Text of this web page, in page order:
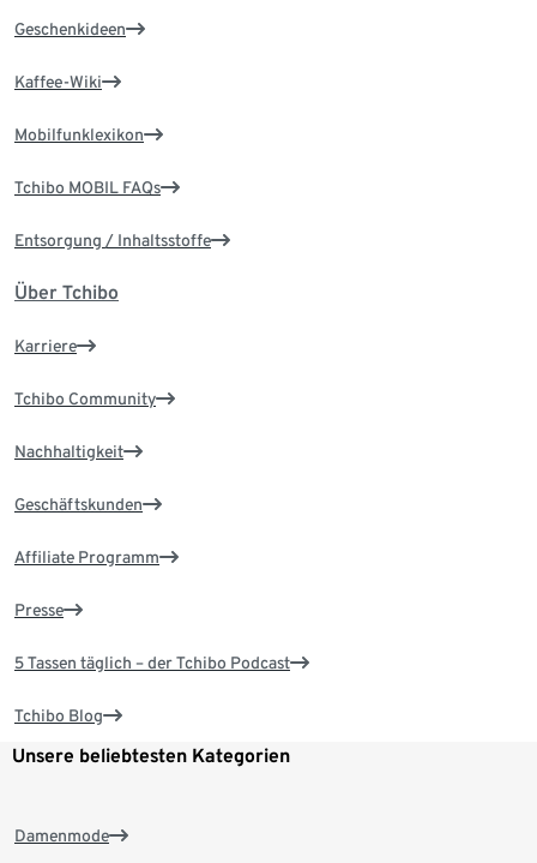
Geschenkideen
Kaffee-Wiki
Mobilfunklexikon
Tchibo MOBIL FAQs
Entsorgung / Inhaltsstoffe
Über Tchibo
Karriere
Tchibo Community
Nachhaltigkeit
Geschäftskunden
Affiliate Programm
Presse
5 Tassen täglich – der Tchibo Podcast
Tchibo Blog
Unsere beliebtesten Kategorien
Damenmode